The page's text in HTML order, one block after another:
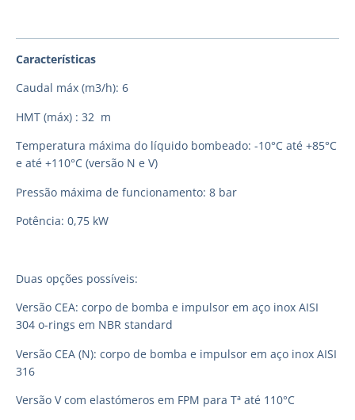
Características
Caudal máx (m3/h): 6
HMT (máx) : 32 m
Temperatura máxima do líquido bombeado: -10°C até +85°C
e até +110°C (versão N e V)
Pressão máxima de funcionamento: 8 bar
Potência: 0,75 kW
Duas opções possíveis:
Versão CEA: corpo de bomba e impulsor em aço inox AISI
304 o-rings em NBR standard
Versão CEA (N): corpo de bomba e impulsor em aço inox AISI
316
Versão V com elastómeros em FPM para Tª até 110°C